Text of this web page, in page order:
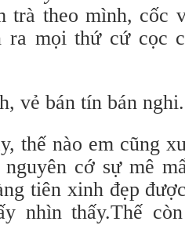
trà theo mình, cốc
ra mọi thứ cứ cọc
vẻ bán tín bán nghi.
thế nào em cũng
cớ sự mê
tiên xinh đẹp
nhìn thấy.Thế